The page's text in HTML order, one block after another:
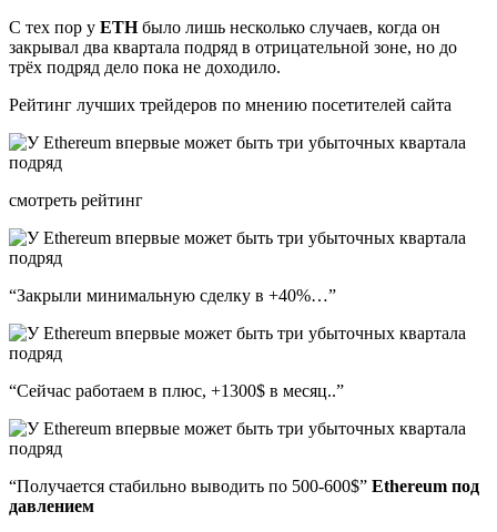
С тех пор у ETHбыло лишь несколько случаев, когда он
закрывал два квартала подряд в отрицательной зоне, но до
трёх подряд дело пока не доходило.
Рейтинг лучших трейдеров по мнению посетителей сайта
смотреть рейтинг
“Закрыли минимальную сделку в +40%…”
“Сейчас работаем в плюс, +1300$ в месяц..”
“Получается стабильно выводить по 500-600$” Ethereum под
давлением